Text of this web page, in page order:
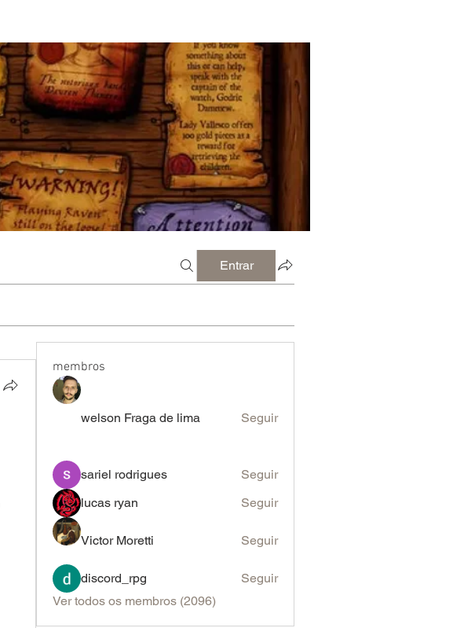
Entrar
membros
welson Fraga de lima Seguir
sariel rodrigues
Seguir
lucas ryan
Seguir
Victor Moretti Seguir
discord_rpg
Seguir
Ver todos os membros (2096)